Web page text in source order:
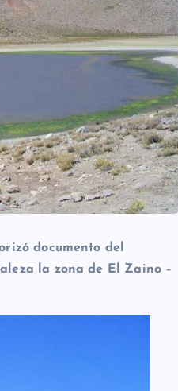
documento del
la zona de El Zaino –